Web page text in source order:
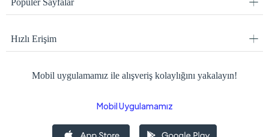
Hızlı Erişim
Mobil uygulamamız ile alışveriş kolaylığını yakalayın!
Mobil Uygulamamız